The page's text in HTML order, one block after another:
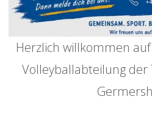
Herzlich willkommen
Volleyballabteilung